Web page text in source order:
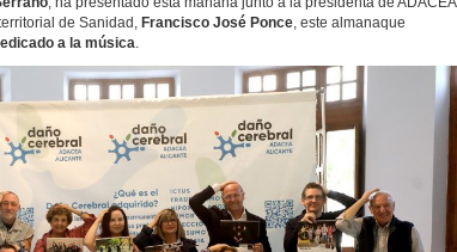
de Sanidad, Francisco José Ponce, este almanaque
a la música.